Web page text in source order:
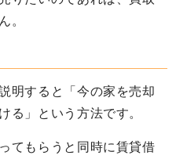
。
明すると「今の家を売却
る」という方法です。
てもらうと同時に賃貸借